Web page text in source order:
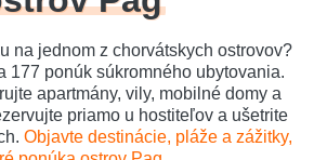
na jednom z chorvátskych ostrovov?
177 ponúk súkromného ubytovania.
apartmány, vily, mobilné domy a
priamo u hostiteľov a ušetrite
Objavte destinácie, pláže a zážitky,